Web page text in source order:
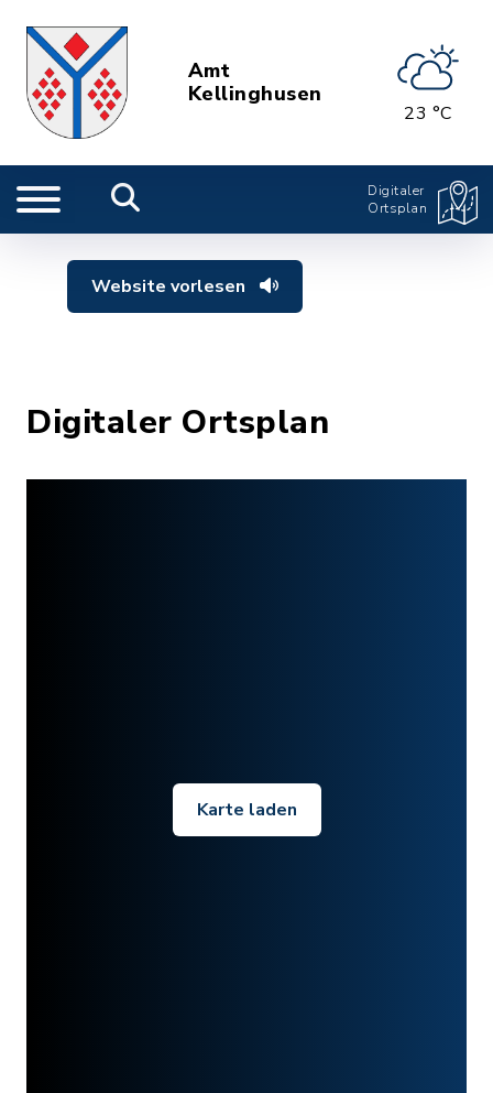
Amt
Kellinghusen
23 °C
Digitaler
Ortsplan
Website vorlesen
Digitaler Ortsplan
Karte laden